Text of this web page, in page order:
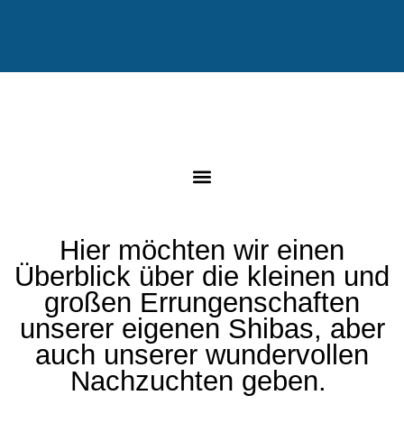
Hier möchten wir einen
Überblick über die kleinen und
großen Errungenschaften
unserer eigenen Shibas, aber
auch unserer wundervollen
Nachzuchten geben.